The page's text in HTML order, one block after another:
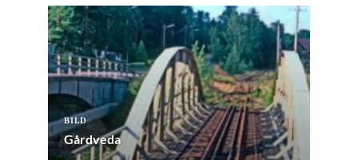
BILD
Gårdveda